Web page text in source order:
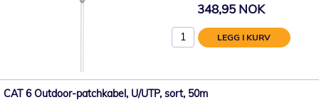
348,95 NOK
LEGG I KURV
CAT 6 Outdoor-patchkabel, U/UTP, sort, 50m